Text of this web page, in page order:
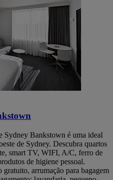
Sydney Bankstown é uma ideal
de Sydney. Descubra quartos
smart TV, WIFI, A/C, ferro de
de higiene pessoal.
gratuito, arrumação para bagagem